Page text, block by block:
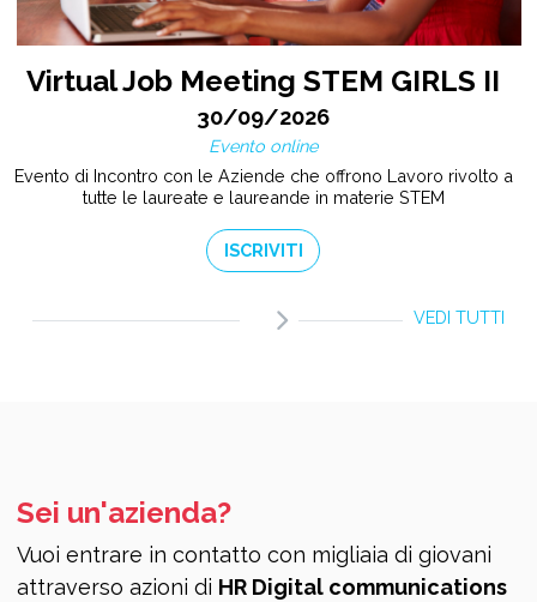
Virtual Job Meeting STEM GIRLS II
30/09/2026
Evento online
Evento di Incontro con le Aziende che offrono Lavoro rivolto a
tutte le laureate e laureande in materie STEM
ISCRIVITI
VEDI TUTTI
Sei un'azienda?
Vuoi entrare in contatto con migliaia di giovani
attraverso azioni di HR Digital communications